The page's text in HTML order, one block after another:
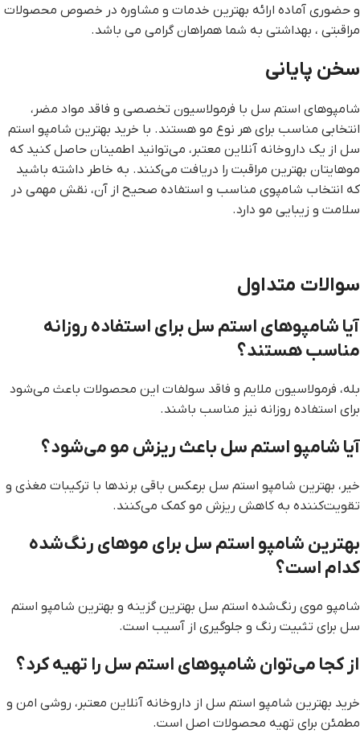
و حضوری آماده ارائه بهترین خدمات و مشاوره در خصوص محصولات
مراقبتی ، بهداشتی به شما همراهان گرامی می باشد.
سخن پایانی
شامپوهای استم سل با فرمولاسیون تخصصی و فاقد مواد مضر،
انتخابی مناسب برای هر نوع مو هستند. با خرید بهترین شامپو استم
سل از یک داروخانه آنلاین معتبر، می‌توانید اطمینان حاصل کنید که
موهایتان بهترین مراقبت را دریافت می‌کنند. به خاطر داشته باشید
که انتخاب شامپوی مناسب و استفاده صحیح از آن، نقش مهمی در
سلامت و زیبایی مو دارد.
سوالات متداول
آیا شامپوهای استم سل برای استفاده روزانه
مناسب هستند؟
بله، فرمولاسیون ملایم و فاقد سولفات این محصولات باعث می‌شود
برای استفاده روزانه نیز مناسب باشند.
آیا شامپو استم سل باعث ریزش مو می‌شود؟
خیر، بهترین شامپو استم سل برعکس باقی برندها با ترکیبات مغذی و
تقویت‌کننده به کاهش ریزش مو کمک می‌کنند.
بهترین شامپو استم سل برای موهای رنگ‌شده
کدام است؟
شامپو موی رنگ‌شده استم سل بهترین گزینه و بهترین شامپو استم
سل برای تثبیت رنگ و جلوگیری از آسیب است.
از کجا می‌توان شامپوهای استم سل را تهیه کرد؟
خرید بهترین شامپو استم سل از داروخانه آنلاین معتبر، روشی امن و
مطمئن برای تهیه محصولات اصل است.